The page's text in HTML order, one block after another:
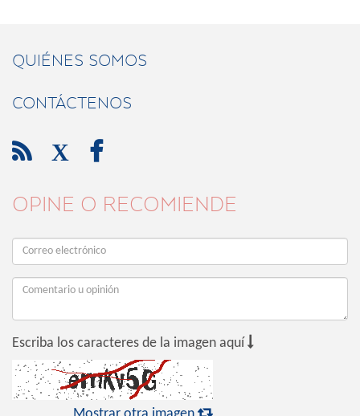
QUIÉNES SOMOS
CONTÁCTENOS
 X 
OPINE O RECOMIENDE
Escriba los caracteres de la imagen aquí 
